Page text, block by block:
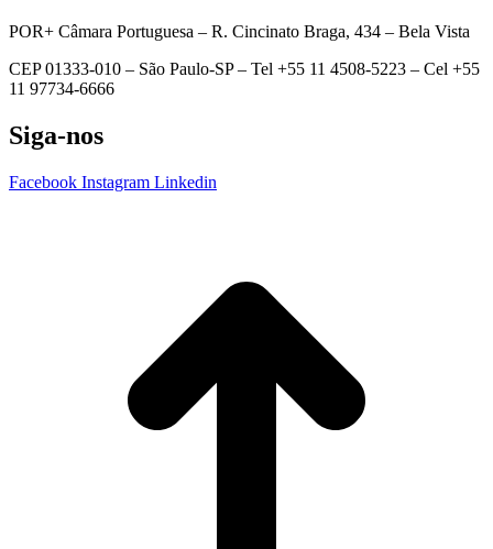
POR+ Câmara Portuguesa – R. Cincinato Braga, 434 – Bela Vista
CEP 01333-010 – São Paulo-SP – Tel +55 11 4508-5223 – Cel +55
11 97734-6666
Siga-nos
Facebook Instagram Linkedin